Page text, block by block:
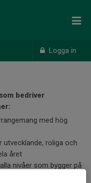
Logga in
bedriver
med hög
utvecklande, roliga och
året
nivåer som bygger på